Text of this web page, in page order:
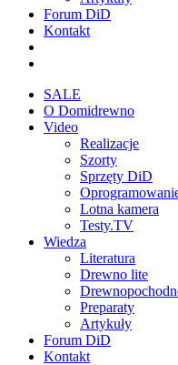
Forum DiD
Kontakt
SALE
O Domidrewno
Video
Realizacje
Szorty
Sprzęty DiD
Lotna kamera
Testy.TV
Wiedza
Literatura
Drewno lite
Preparaty
Artykuły
Forum DiD
Kontakt